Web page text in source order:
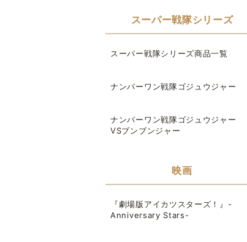
スーパー戦隊シリーズ
スーパー戦隊シリーズ商品一覧
ナンバーワン戦隊ゴジュウジャー
ナンバーワン戦隊ゴジュウジャー
VSブンブンジャー
映画
『劇場版アイカツスターズ！』-
Anniversary Stars-